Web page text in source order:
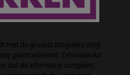
met de grootst mogelijke zorg
geactualiseerd. Desondanks
dat de informatie compleet,